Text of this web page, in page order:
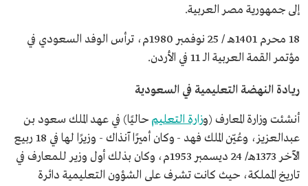
إلى جمهورية مصر العربية.
18 محرم 1401هـ / 25 نوفمبر 1980م، ترأس الوفد السعودي في
مؤتمر القمة العربية الـ 11 في الأردن.
ريادة النهضة التعليمية في السعودية
أنشئت وزارة المعارف (وزارة التعليم حاليًا) في عهد الملك سعود بن
عبدالعزيز، وعُيّن الملك فهد - وكان أميرًا آنذاك - وزيرًا لها في 18 ربيع
الآخر 1373هـ/ 24 ديسمبر 1953م، وكان بذلك أول وزير للمعارف في
تاريخ المملكة، حيث كانت تشرف على الشؤون التعليمية دائرة